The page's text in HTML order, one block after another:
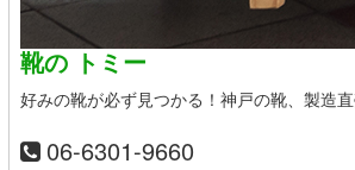
靴の トミー
好みの靴が必ず見つかる！神戸の靴、製造直
06-6301-9660